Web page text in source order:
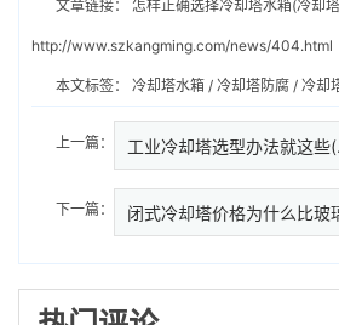
文章链接： 怎样正确选择冷却塔水箱(冷却
http://www.szkangming.com/news/404.html
本文标签： 冷却塔水箱 / 冷却塔防腐 / 冷却
上一篇： 工
下一篇：